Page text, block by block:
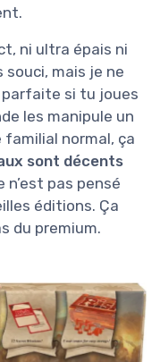
ni ultra épais ni
souci, mais je ne
parfaite si tu joues
les manipule un
normal, ça
sont décents
n’est pas pensé
éditions. Ça
du premium.